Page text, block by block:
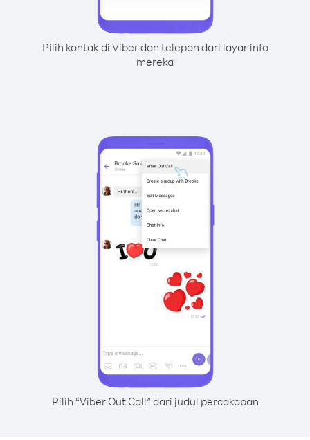
Pilih kontak di Viber dan telepon dari layar info
mereka
Pilih “Viber Out Call” dari judul percakapan